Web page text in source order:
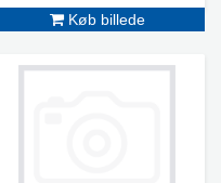
Køb billede